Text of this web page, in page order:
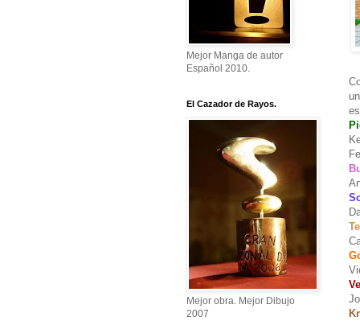
Mejor Manga de autor
Español 2010.
El Cazador de Rayos.
Mejor obra. Mejor Dibujo
2007